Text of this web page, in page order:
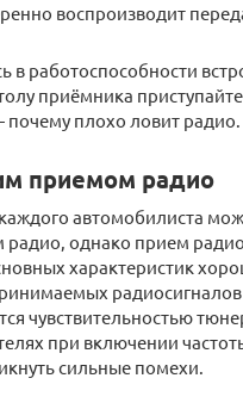
воспроизводит
в работоспособности
приёмника
плохо ловит радио.
приемом радио
автомобилиста
однако прием
характеристик
чувствительностью
при включении
сильные помехи.